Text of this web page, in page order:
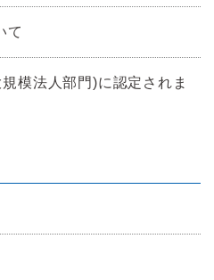
て
模法人部門)に認定されま